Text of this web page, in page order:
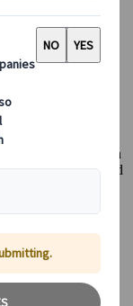
una
el miso, el sake…
y especial la
que sushi, así que
cuantos platos que
japoneses tienen
mayor calidad
En esta lista
de España o
donde la